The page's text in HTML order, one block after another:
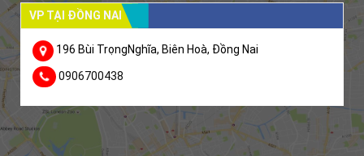
VP TẠI ĐỒNG NAI
196 Bùi TrọngNghĩa, Biên Hoà, Đồng Nai
0906700438